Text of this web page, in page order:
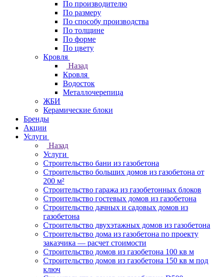
По производителю
По размеру
По способу производства
По толщине
По форме
По цвету
Кровля
Назад
Кровля
Водосток
Металлочерепица
ЖБИ
Керамические блоки
Бренды
Акции
Услуги
Назад
Услуги
Строительство бани из газобетона
Строительство больших домов из газобетона от
200 м²
Строительство гаража из газобетонных блоков
Строительство гостевых домов из газобетона
Строительство дачных и садовых домов из
газобетона
Строительство двухэтажных домов из газобетона
Строительство дома из газобетона по проекту
заказчика — расчет стоимости
Строительство домов из газобетона 100 кв м
Строительство домов из газобетона 150 кв м под
ключ